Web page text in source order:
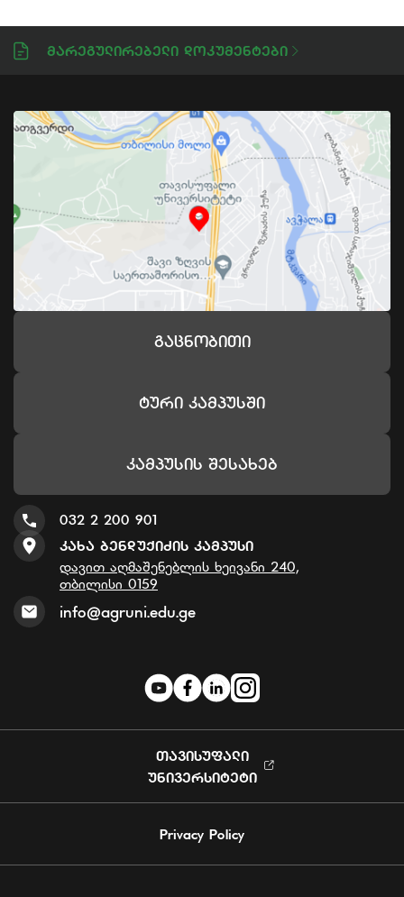
Მარეგულირებელი Დოკუმენტები
Გაცნობითი
Ტური Კამპუსში
Კამპუსის Შესახებ
032 2 200 901
Კახა Ბენდუქიძის Კამპუსი
დავით აღმაშენებლის ხეივანი 240,
თბილისი 0159
info@agruni.edu.ge
ᲗᲐᲕᲘᲡᲣᲤᲐᲚᲘ
ᲣᲜᲘᲕᲔᲠᲡᲘᲢᲔᲢᲘ
Privacy Policy